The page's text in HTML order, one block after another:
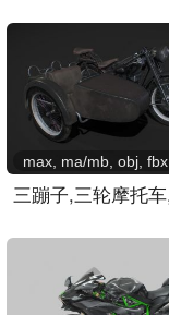
max, ma/mb, obj, fbx